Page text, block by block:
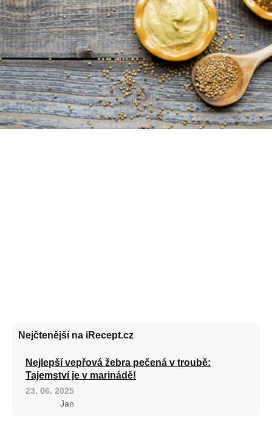
Nejčtenější na iRecept.cz
Nejlepší vepřová žebra pečená v troubě:
Tajemství je v marinádě!
23. 06. 2025
Jan